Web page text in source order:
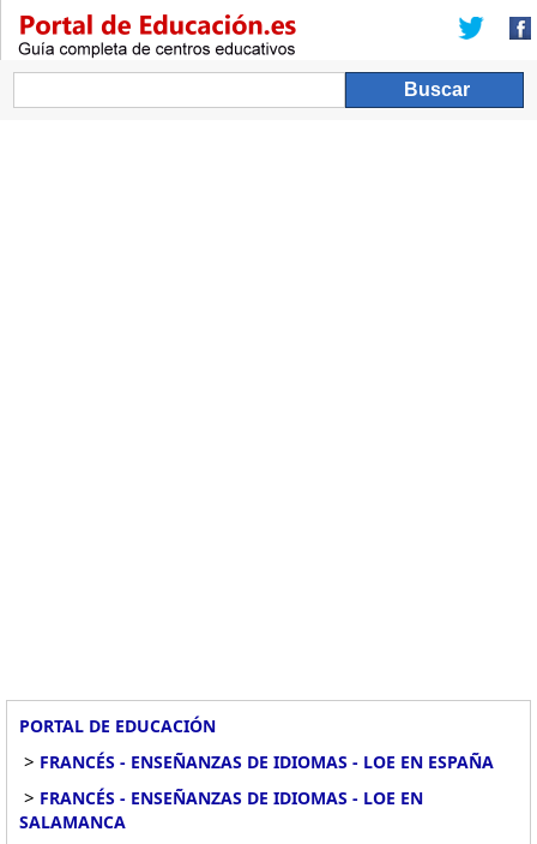
PORTAL DE EDUCACIÓN
> FRANCÉS - ENSEÑANZAS DE IDIOMAS - LOE EN ESPAÑA
> FRANCÉS - ENSEÑANZAS DE IDIOMAS - LOE EN
SALAMANCA